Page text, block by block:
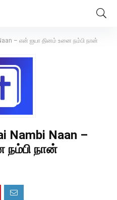
– என் ஐயா தினம் உனை நம்பி நான்
Nambi Naan –
நான்